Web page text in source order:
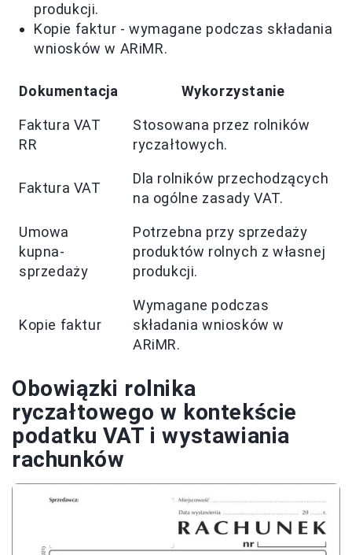
produkcji.
Kopie faktur - wymagane podczas składania
wniosków w ARiMR.
Dokumentacja Wykorzystanie
Faktura VAT
RR
Stosowana przez rolników
ryczałtowych.
Faktura VAT
Dla rolników przechodzących
na ogólne zasady VAT.
Umowa
kupna-
sprzedaży
Potrzebna przy sprzedaży
produktów rolnych z własnej
produkcji.
Kopie faktur
Wymagane podczas
składania wniosków w
ARiMR.
Obowiązki rolnika
ryczałtowego w kontekście
podatku VAT i wystawiania
rachunków